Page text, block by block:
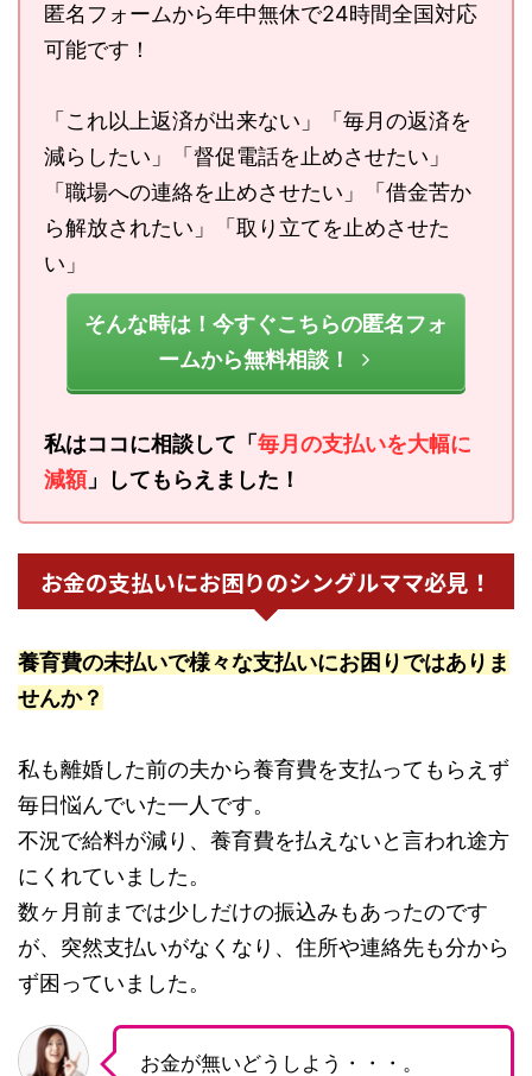
匿名フォームから年中無休で24時間全国対応
可能です！
「これ以上返済が出来ない」「毎月の返済を
減らしたい」「督促電話を止めさせたい」
「職場への連絡を止めさせたい」「借金苦か
ら解放されたい」「取り立てを止めさせた
い」
そんな時は！今すぐこちらの匿名フォ
ームから無料相談！
私はココに相談して「毎月の支払いを大幅に
減額」してもらえました！
お金の支払いにお困りのシングルママ必見！
養育費の未払いで様々な支払いにお困りではありま
せんか？
私も離婚した前の夫から養育費を支払ってもらえず
毎日悩んでいた一人です。
不況で給料が減り、養育費を払えないと言われ途方
にくれていました。
数ヶ月前までは少しだけの振込みもあったのです
が、突然支払いがなくなり、住所や連絡先も分から
ず困っていました。
お金が無いどうしよう・・・。